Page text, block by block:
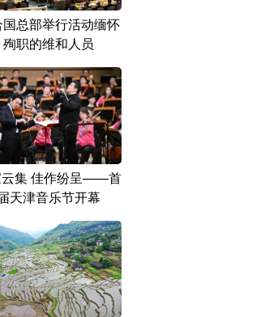
总部举行活动缅怀
殉职的维和人员
云集 佳作纷呈——首
天津音乐节开幕